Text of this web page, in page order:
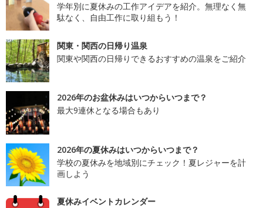
学年別に夏休みの工作アイデアを紹介。無理なく無
駄なく、自由工作に取り組もう！
関東・関西の日帰り温泉
関東や関西の日帰りできるおすすめの温泉をご紹介
2026年のお盆休みはいつからいつまで？
最大9連休となる場合もあり
2026年の夏休みはいつからいつまで？
学校の夏休みを地域別にチェック！夏レジャーを計
画しよう
夏休みイベントカレンダー